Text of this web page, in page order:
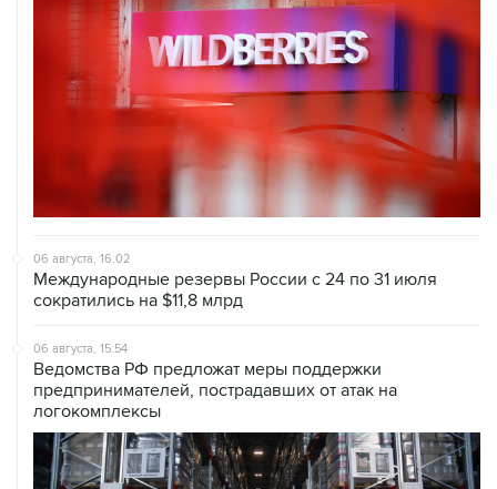
06 августа, 16:02
Международные резервы России с 24 по 31 июля
сократились на $11,8 млрд
06 августа, 15:54
Ведомства РФ предложат меры поддержки
предпринимателей, пострадавших от атак на
логокомплексы